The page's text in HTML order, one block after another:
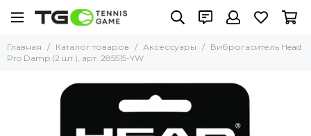
Главная Каталог товаров Аксессуары
Виброгаситель Head
Pro Damp (2 шт.), арт. 285515-YW